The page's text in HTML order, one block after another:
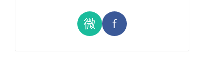
微 f